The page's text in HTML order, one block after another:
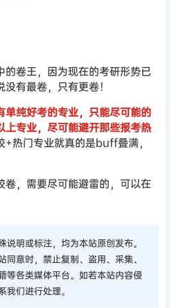
卷王，因为现在的考研形势已
有最卷，只有更卷！
单纯好考的专业，只能尽可能的
上专业，尽可能避开那些报考热
+热门专业就真的是buff叠满，
，需要尽可能避雷的，可以在
说明或标注，均为本站原创发布。
意时，禁止复制、盗用、采集、
等各类媒体平台。如若本站内容侵
们进行处理。